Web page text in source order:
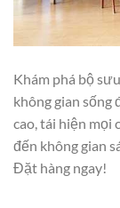
Khám phá bộ
không gian sống
cao, tái hiện mọi
đến không gian
Đặt hàng ngay!